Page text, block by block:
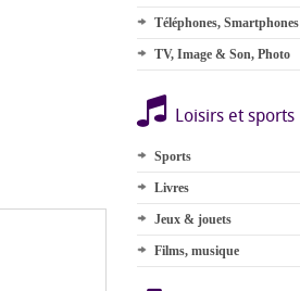
Téléphones, Smartphones
TV, Image & Son, Photo
Loisirs et sports
Sports
Livres
Jeux & jouets
Films, musique